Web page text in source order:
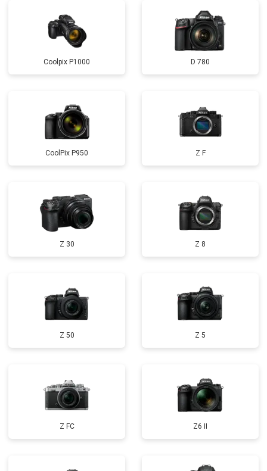
Coolpix P1000 D 780
CoolPix P950 Z F
Z 30 Z 8
Z 50 Z 5
Z FC Z6 II